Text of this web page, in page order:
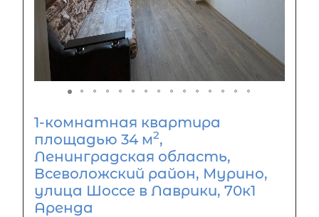
1-комнатная квартира
площадью 34 м2,
Ленинградская область,
Всеволожский район, Мурино,
улица Шоссе в Лаврики, 70к1
Аренда